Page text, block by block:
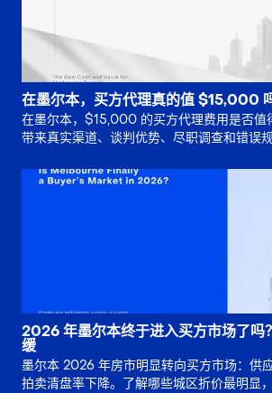
在墨尔本，买方代理真的值 $15,000
在墨尔本，$15,000 的买方代理费用是否值
带来真实渠道、谈判优势、尽职调查和错误
2026 年墨尔本终于进入买方市场了吗
缓
墨尔本 2026 年房市明显转向买方市场：供
拍卖清盘率下降。了解哪些城区折价最明显